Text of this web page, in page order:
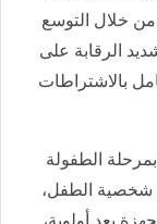
خلال التوسع
الرقابة على
بالاشتراطات
الطفولة
شخصية الطفل،
يعد أولوية،